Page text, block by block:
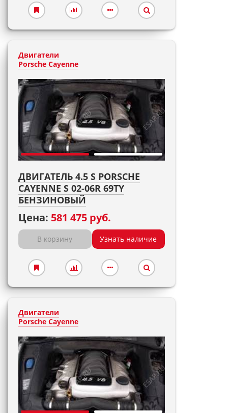
Двигатели
Porsche Cayenne
ДВИГАТЕЛЬ 4.5 S PORSCHE
CAYENNE S 02-06R 69TY
БЕНЗИНОВЫЙ
Цена: 581 475 руб.
В корзину Узнать наличие
Двигатели
Porsche Cayenne